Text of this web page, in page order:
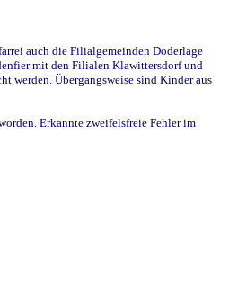
auch die Filialgemeinden Doderlage
mit den Filialen Klawittersdorf und
werden. Übergangsweise sind Kinder aus
Erkannte zweifelsfreie Fehler im